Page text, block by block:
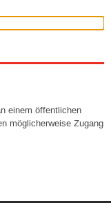
einem öffentlichen
möglicherweise Zugang